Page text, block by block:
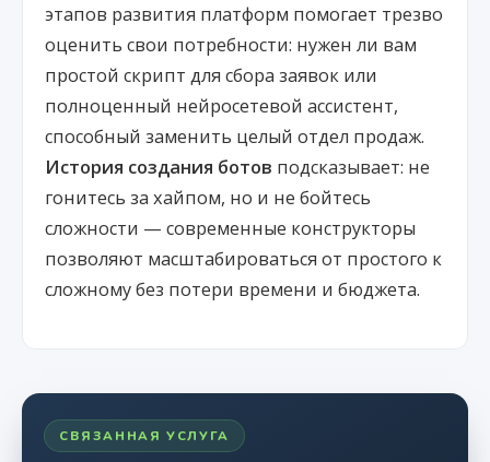
этапов развития платформ помогает трезво
оценить свои потребности: нужен ли вам
простой скрипт для сбора заявок или
полноценный нейросетевой ассистент,
способный заменить целый отдел продаж.
История создания ботов подсказывает: не
гонитесь за хайпом, но и не бойтесь
сложности — современные конструкторы
позволяют масштабироваться от простого к
сложному без потери времени и бюджета.
СВЯЗАННАЯ УСЛУГА